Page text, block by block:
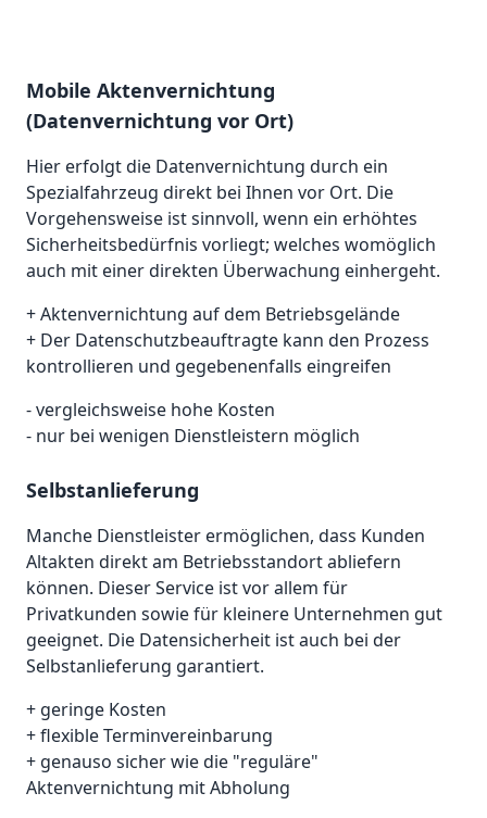
Mobile Aktenvernichtung
(Datenvernichtung vor Ort)
Hier erfolgt die Datenvernichtung durch ein
Spezialfahrzeug direkt bei Ihnen vor Ort. Die
Vorgehensweise ist sinnvoll, wenn ein erhöhtes
Sicherheitsbedürfnis vorliegt; welches womöglich
auch mit einer direkten Überwachung einhergeht.
+ Aktenvernichtung auf dem Betriebsgelände
+ Der Datenschutzbeauftragte kann den Prozess
kontrollieren und gegebenenfalls eingreifen
- vergleichsweise hohe Kosten
- nur bei wenigen Dienstleistern möglich
Selbstanlieferung
Manche Dienstleister ermöglichen, dass Kunden
Altakten direkt am Betriebsstandort abliefern
können. Dieser Service ist vor allem für
Privatkunden sowie für kleinere Unternehmen gut
geeignet. Die Datensicherheit ist auch bei der
Selbstanlieferung garantiert.
+ geringe Kosten
+ flexible Terminvereinbarung
+ genauso sicher wie die "reguläre"
Aktenvernichtung mit Abholung